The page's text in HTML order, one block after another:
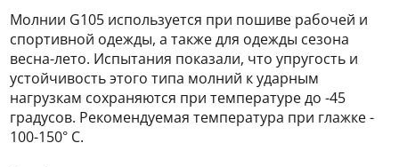
Молнии G105 используется при пошиве рабочей и
спортивной одежды, а также для одежды сезона
весна-лето. Испытания показали, что упругость и
устойчивость этого типа молний к ударным
нагрузкам сохраняются при температуре до -45
градусов. Рекомендуемая температура при глажке -
100-150° С.